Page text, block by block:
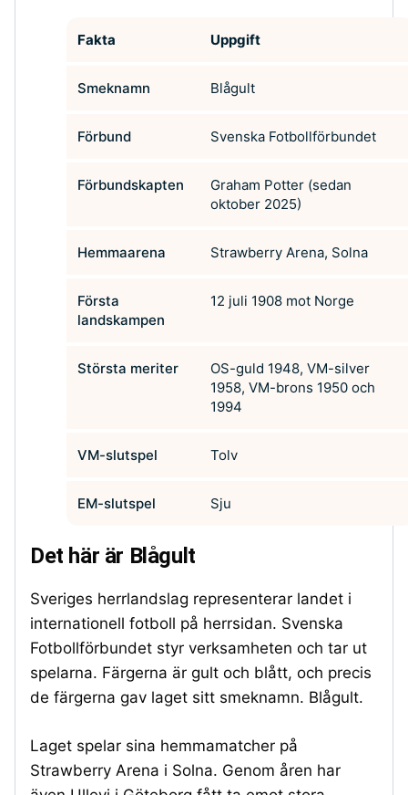
Fakta Uppgift
Smeknamn Blågult
Förbund Svenska Fotbollförbundet
Förbundskapten
Graham Potter (sedan
oktober 2025)
Hemmaarena Strawberry Arena, Solna
Första
landskampen
12 juli 1908 mot Norge
Största meriter
OS-guld 1948, VM-silver
1958, VM-brons 1950 och
1994
VM-slutspel Tolv
EM-slutspel Sju
Det här är Blågult
Sveriges herrlandslag representerar landet i
internationell fotboll på herrsidan. Svenska
Fotbollförbundet styr verksamheten och tar ut
spelarna. Färgerna är gult och blått, och precis
de färgerna gav laget sitt smeknamn. Blågult.
Laget spelar sina hemmamatcher på
Strawberry Arena i Solna. Genom åren har